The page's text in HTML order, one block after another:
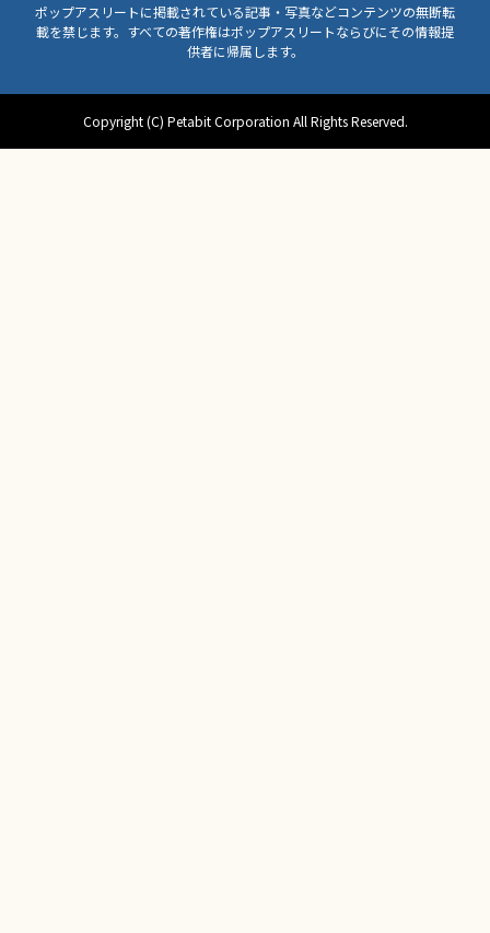
ポップアスリートに掲載されている記事・写真などコンテンツの無断転
載を禁じます。すべての著作権はポップアスリートならびにその情報提
供者に帰属します。
Copyright (C) Petabit Corporation All Rights Reserved.